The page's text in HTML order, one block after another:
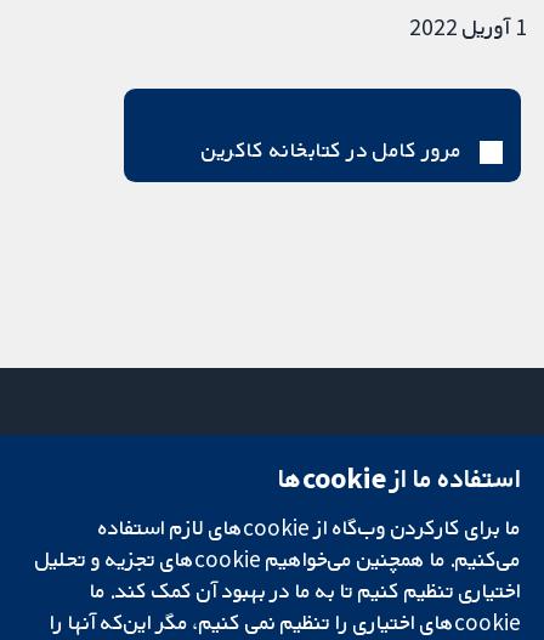
1 آوریل 2022
مرور کامل در کتابخانه کاکرین
تحقیقات قابل
اعتماد.
تصمیم‌گیری آگاهانه.
سلامت بهتر.
میدان کاوندیش
لندن
W1G 0AN
بریتانیا
دفتر رسانه‌ای
درباره ما
فرصت‌های
شغلی
استفاده ما از cookie‌ها
ما برای کارکردن وب‌گاه از cookie‌های لازم استفاده
می‌کنیم. ما همچنین می‌خواهیم cookie‌های تجزیه و تحلیل
اختیاری تنظیم کنیم تا به ما در بهبود آن کمک کند. ما
cookie‌های اختیاری را تنظیم نمی کنیم، مگر این‌که آنها را